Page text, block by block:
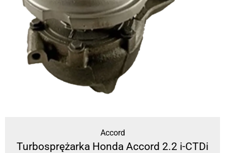
Accord
Turbosprężarka Honda Accord 2.2 i-CTDi